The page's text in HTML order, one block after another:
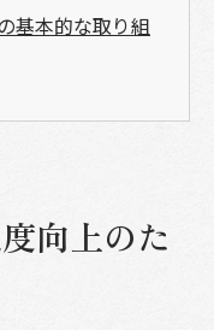
基本的な取り組
たす役割
な対応
の研修
地の良さが満足
向上のた